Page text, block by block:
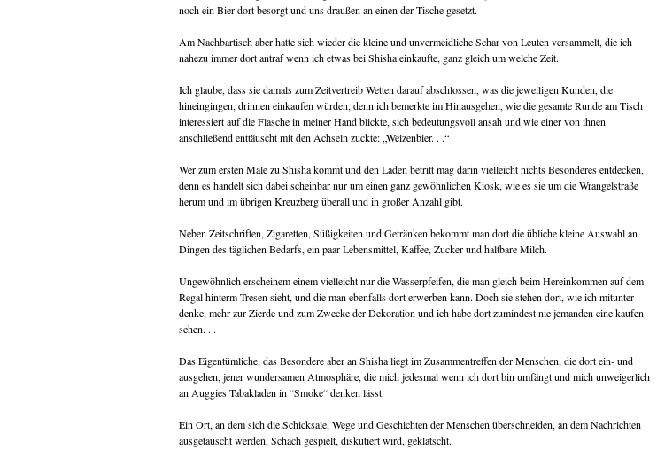
noch ein Bier dort besorgt und uns draußen an einen der Tische gesetzt.
Am Nachbartisch aber hatte sich wieder die kleine und unvermeidliche Schar von Leuten versammelt, die ich
nahezu immer dort antraf wenn ich etwas bei Shisha einkaufte, ganz gleich um welche Zeit.
Ich glaube, dass sie damals zum Zeitvertreib Wetten darauf abschlossen, was die jeweiligen Kunden, die
hineingingen, drinnen einkaufen würden, denn ich bemerkte im Hinausgehen, wie die gesamte Runde am Tisch
interessiert auf die Flasche in meiner Hand blickte, sich bedeutungsvoll ansah und wie einer von ihnen
anschließend enttäuscht mit den Achseln zuckte: „Weizenbier. . .“
Wer zum ersten Male zu Shisha kommt und den Laden betritt mag darin vielleicht nichts Besonderes entdecken,
denn es handelt sich dabei scheinbar nur um einen ganz gewöhnlichen Kiosk, wie es sie um die Wrangelstraße
herum und im übrigen Kreuzberg überall und in großer Anzahl gibt.
Neben Zeitschriften, Zigaretten, Süßigkeiten und Getränken bekommt man dort die übliche kleine Auswahl an
Dingen des täglichen Bedarfs, ein paar Lebensmittel, Kaffee, Zucker und haltbare Milch.
Ungewöhnlich erscheinem einem vielleicht nur die Wasserpfeifen, die man gleich beim Hereinkommen auf dem
Regal hinterm Tresen sieht, und die man ebenfalls dort erwerben kann. Doch sie stehen dort, wie ich mitunter
denke, mehr zur Zierde und zum Zwecke der Dekoration und ich habe dort zumindest nie jemanden eine kaufen
sehen. . .
Das Eigentümliche, das Besondere aber an Shisha liegt im Zusammentreffen der Menschen, die dort ein- und
ausgehen, jener wundersamen Atmosphäre, die mich jedesmal wenn ich dort bin umfängt und mich unweigerlich
an Auggies Tabakladen in “Smoke“ denken lässt.
Ein Ort, an dem sich die Schicksale, Wege und Geschichten der Menschen überschneiden, an dem Nachrichten
ausgetauscht werden, Schach gespielt, diskutiert wird, geklatscht.